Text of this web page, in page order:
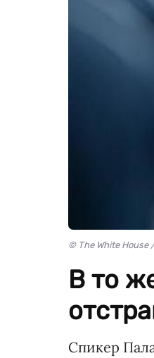
© The White House
В то
Спикер